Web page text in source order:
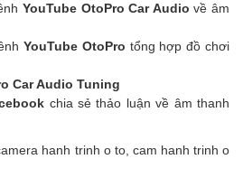
YouTube OtoPro Car Audio về âm
YouTube OtoPro tổng hợp đồ chơi
Car Audio Tuning
chia sẻ thảo luận về âm thanh
hanh trinh o to, cam hanh trinh o